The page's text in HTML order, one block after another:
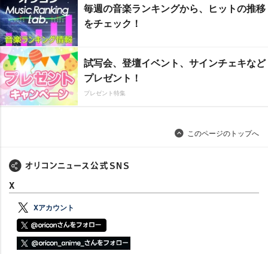
毎週の音楽ランキングから、ヒットの推移
をチェック！
試写会、登壇イベント、サインチェキなど
プレゼント！
プレゼント特集
このページのトップへ
X
Xアカウント